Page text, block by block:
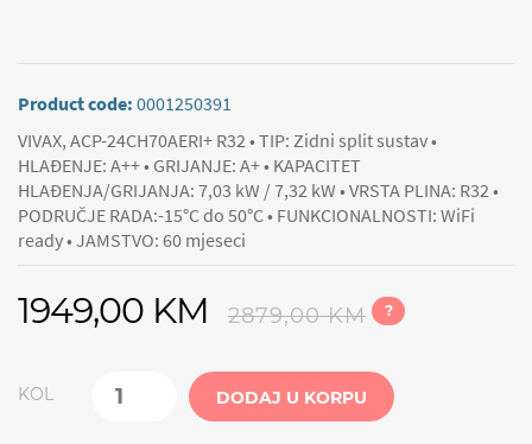
Product code: 0001250391
VIVAX, ACP-24CH70AERI+ R32 • TIP: Zidni split sustav •
HLAĐENJE: A++ • GRIJANJE: A+ • KAPACITET
HLAĐENJA/GRIJANJA: 7,03 kW / 7,32 kW • VRSTA PLINA: R32 •
PODRUČJE RADA:-15°C do 50°C • FUNKCIONALNOSTI: WiFi
ready • JAMSTVO: 60 mjeseci
1949,00 KM 2879,00 KM ?
KOL DODAJ U KORPU